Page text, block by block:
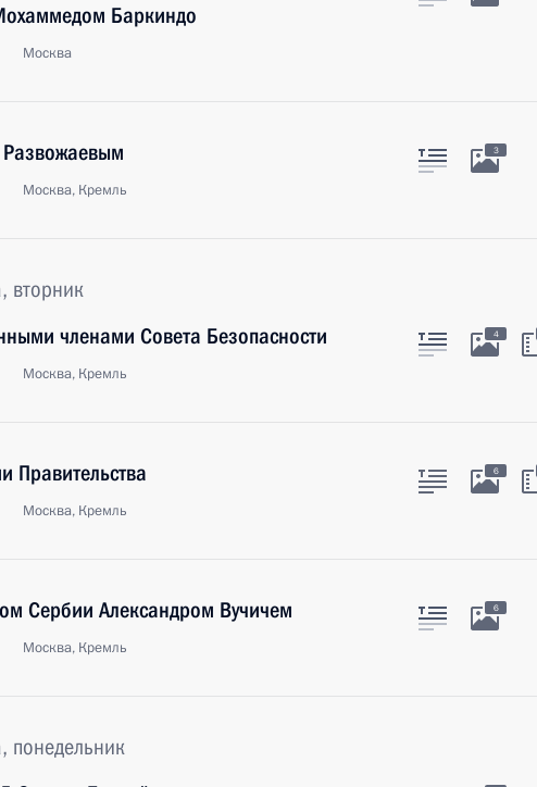
Баркиндо
Москва
Москва, Кремль
3
вторник
членами Совета Безопасности
Москва, Кремль
4
Правительства
Москва, Кремль
6
Сербии Александром Вучичем
Москва, Кремль
6
понедельник